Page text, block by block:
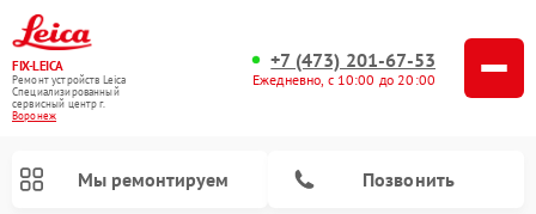
FIX-LEICA
Ремонт устройств Leica
Специализированный
cервисный центр г.
Воронеж
+7 (473) 201-67-53
Ежедневно, с 10:00 до 20:00
Мы ремонтируем Позвонить